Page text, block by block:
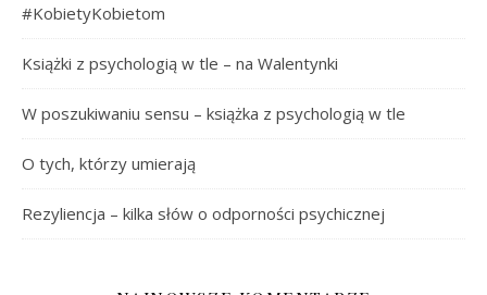
#KobietyKobietom
Książki z psychologią w tle – na Walentynki
W poszukiwaniu sensu – książka z psychologią w tle
O tych, którzy umierają
Rezyliencja – kilka słów o odporności psychicznej